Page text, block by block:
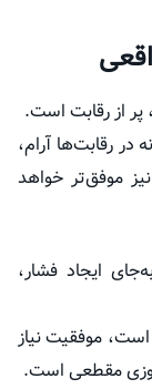
پر از رقابت است.
در رقابت‌ها آرام،
موفق‌تر خواهد
ایجاد فشار،
موفقیت نیاز
مقطعی است.